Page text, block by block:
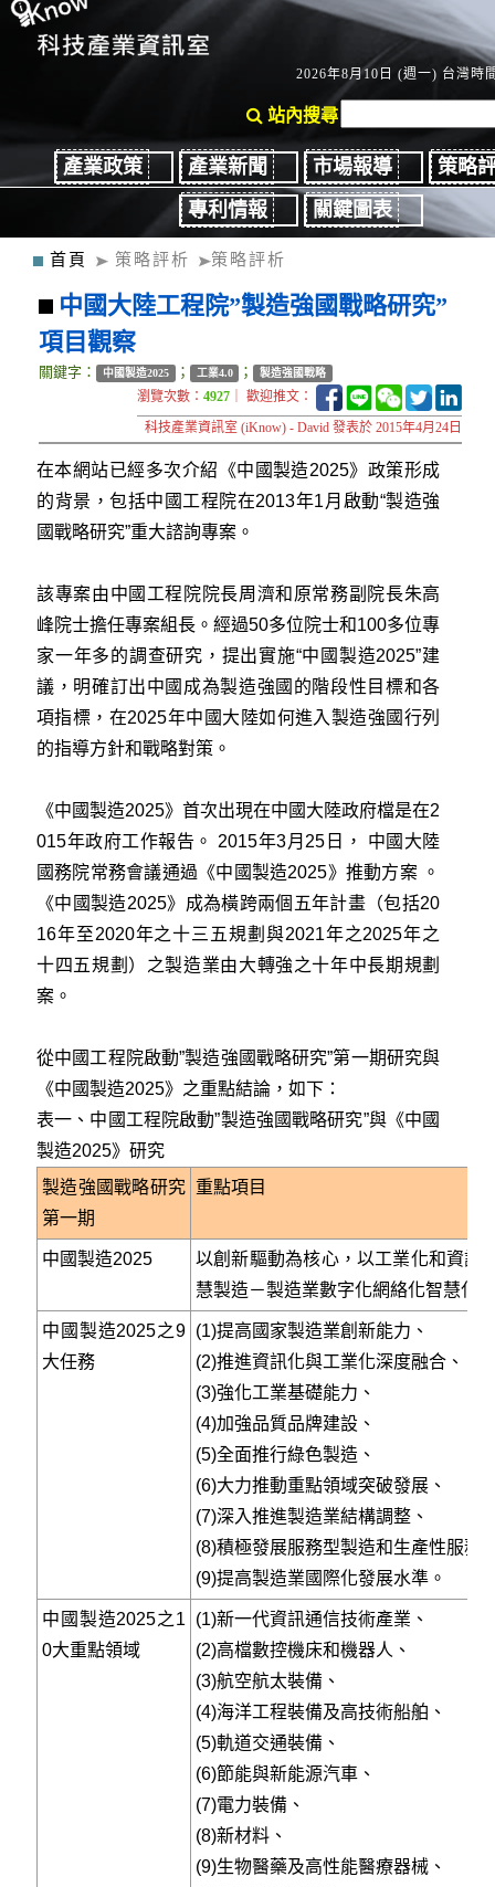
2026年8月10日 (週一) 台灣時
站內搜尋
產業政策 產業新聞 市場報導
策略
專利情報
關鍵圖表
首頁 策略評析 策略評析
中國大陸工程院”製造強國戰略研究”
項目觀察
關鍵字： 中國製造2025 ； 工業4.0 ； 製造強國戰略
瀏覽次數：4927 ｜ 歡迎推文：
科技產業資訊室 (iKnow) - David 發表於 2015年4月24日
在本網站已經多次介紹《中國製造2025》政策形成
的背景，包括中國工程院在2013年1月啟動“製造強
國戰略研究”重大諮詢專案。
該專案由中國工程院院長周濟和原常務副院長朱高
峰院士擔任專案組長。經過50多位院士和100多位專
家一年多的調查研究，提出實施“中國製造2025”建
議，明確訂出中國成為製造強國的階段性目標和各
項指標，在2025年中國大陸如何進入製造強國行列
的指導方針和戰略對策。
《中國製造2025》首次出現在中國大陸政府檔是在2
015年政府工作報告。 2015年3月25日， 中國大陸
國務院常務會議通過《中國製造2025》推動方案 。
《中國製造2025》成為橫跨兩個五年計畫（包括20
16年至2020年之十三五規劃與2021年之2025年之
十四五規劃）之製造業由大轉強之十年中長期規劃
案。
從中國工程院啟動”製造強國戰略研究”第一期研究與
《中國製造2025》之重點結論，如下：
表一、中國工程院啟動”製造強國戰略研究”與《中國
製造2025》研究
製造強國戰略研究
第一期
重點項目
中國製造2025
以創新驅動為核心，以工業化和資訊
慧製造－製造業數字化網絡化智慧化
中國製造2025之9
大任務
(1)提高國家製造業創新能力、
(2)推進資訊化與工業化深度融合、
(3)強化工業基礎能力、
(4)加強品質品牌建設、
(5)全面推行綠色製造、
(6)大力推動重點領域突破發展、
(7)深入推進製造業結構調整、
(8)積極發展服務型製造和生產性服務
(9)提高製造業國際化發展水準。
中國製造2025之1
0大重點領域
(1)新一代資訊通信技術產業、
(2)高檔數控機床和機器人、
(3)航空航太裝備、
(4)海洋工程裝備及高技術船舶、
(5)軌道交通裝備、
(6)節能與新能源汽車、
(7)電力裝備、
(8)新材料、
(9)生物醫藥及高性能醫療器械、